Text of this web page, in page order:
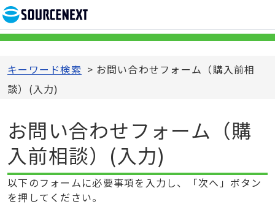
キーワード検索 > お問い合わせフォーム（購入前相
談） (入力)
お問い合わせフォーム（購
入前相談） (入力)
以下のフォームに必要事項を入力し、「次へ」ボタン
を押してください。